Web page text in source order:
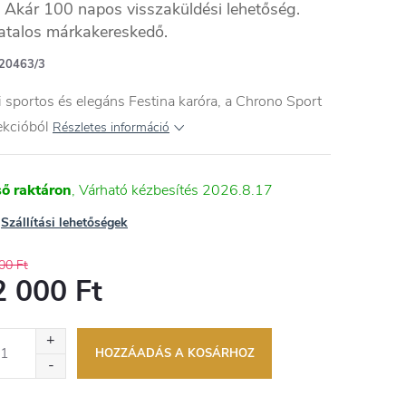
Akár 100 napos visszaküldési lehetőség.
márkakereskedő.
3
sportos és elegáns Festina karóra, a Chrono Sport
Részletes információ
raktáron 2026.8.17
Szállítási lehetőségek
Ft
000 Ft
HOZZÁADÁS A KOSÁRHOZ